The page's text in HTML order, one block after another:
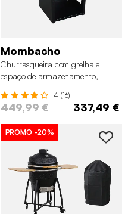
Mombacho
Churrasqueira com grelha e
espaço de armazenamento,
4 (16)
449,99 € 337,49 €
PROMO -20%